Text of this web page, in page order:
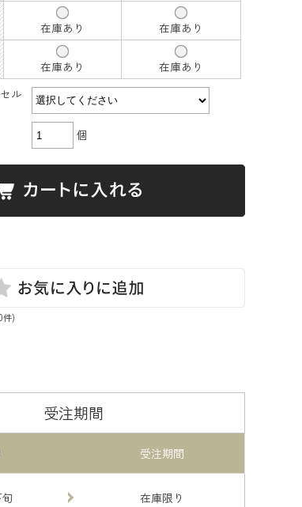
在庫あり
在庫あり
在庫あり
在庫あり
ル
個
件)
受注期間
受注期間
在庫限り